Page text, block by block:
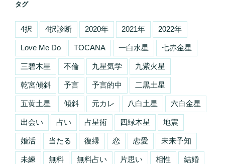
タグ
4択 4択診断 2020年 2021年 2022年
Love Me Do TOCANA 一白水星 七赤金星
三碧木星 不倫 九星気学 九紫火星
乾宮傾斜 予言 予言的中 二黒土星
五黄土星 傾斜 元カレ 八白土星 六白金星
出会い 占い 占星術 四緑木星 地震
婚活 当たる 復縁 恋 恋愛 未来予知
未練 無料 無料占い 片思い 相性 結婚